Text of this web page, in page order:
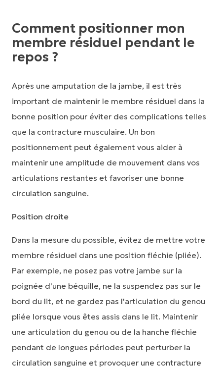
Comment positionner mon
membre résiduel pendant le
repos ?
Après une amputation de la jambe, il est très
important de maintenir le membre résiduel dans la
bonne position pour éviter des complications telles
que la contracture musculaire. Un bon
positionnement peut également vous aider à
maintenir une amplitude de mouvement dans vos
articulations restantes et favoriser une bonne
circulation sanguine.
Position droite
Dans la mesure du possible, évitez de mettre votre
membre résiduel dans une position fléchie (pliée).
Par exemple, ne posez pas votre jambe sur la
poignée d'une béquille, ne la suspendez pas sur le
bord du lit, et ne gardez pas l'articulation du genou
pliée lorsque vous êtes assis dans le lit. Maintenir
une articulation du genou ou de la hanche fléchie
pendant de longues périodes peut perturber la
circulation sanguine et provoquer une contracture